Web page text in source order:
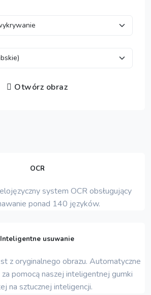
Otwórz obraz
OCR
system OCR obsługujący
ponad 140 języków.
Inteligentne usuwanie
z oryginalnego obrazu. Automatyczne
pomocą naszej inteligentnej gumki
na sztucznej inteligencji.